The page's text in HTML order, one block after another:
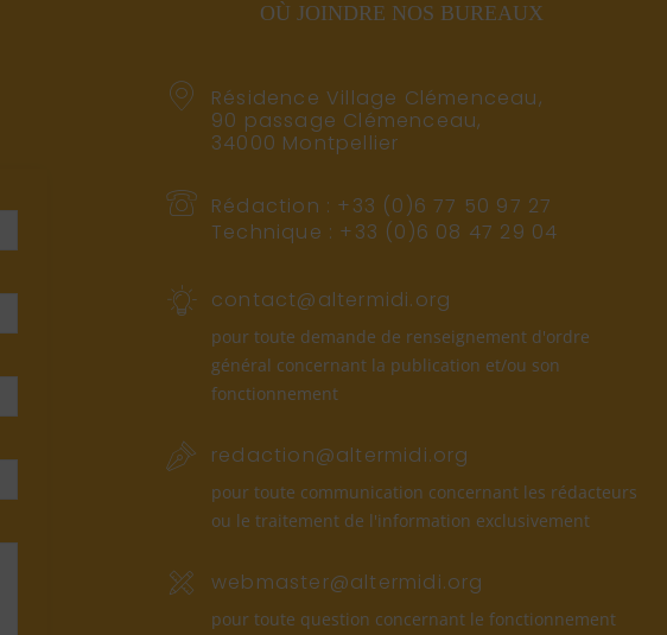
OÙ JOINDRE NOS BUREAUX
Résidence Village Clémenceau,
90 passage Clémenceau,
34000 Montpellier
Rédaction : +33 (0)6 77 50 97 27
Technique : +33 (0)6 08 47 29 04
contact@altermidi.org
pour toute demande de renseignement d'ordre
général concernant la publication et/ou son
fonctionnement
redaction@altermidi.org
pour toute communication concernant les rédacteurs
ou le traitement de l'information exclusivement
webmaster@altermidi.org
pour toute question concernant le fonctionnement